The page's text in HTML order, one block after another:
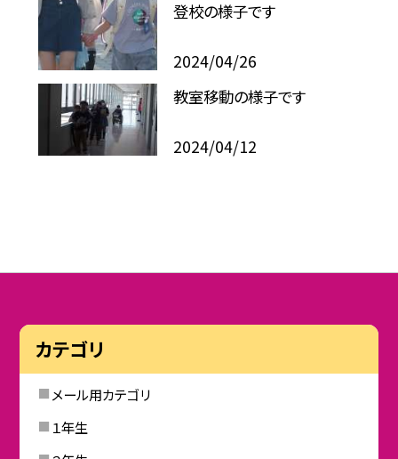
登校の様子です
2024/04/26
教室移動の様子です
2024/04/12
カテゴリ
メール用カテゴリ
１年生